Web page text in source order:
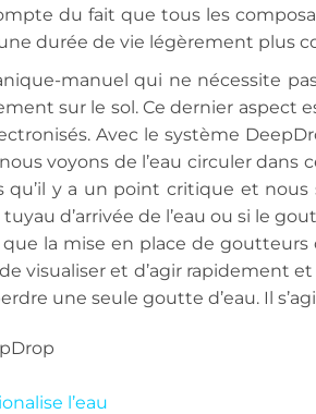
du fait que tous les
durée de vie légèrement plus
manuel qui ne nécessite
sur le sol. Ce dernier
Avec le système
voyons de l’eau circuler dans
qu’il y a un point critique et
d’arrivée de l’eau ou si le
la mise en place de
visualiser et d’agir rapidement
une seule goutte d’eau. Il
l’eau